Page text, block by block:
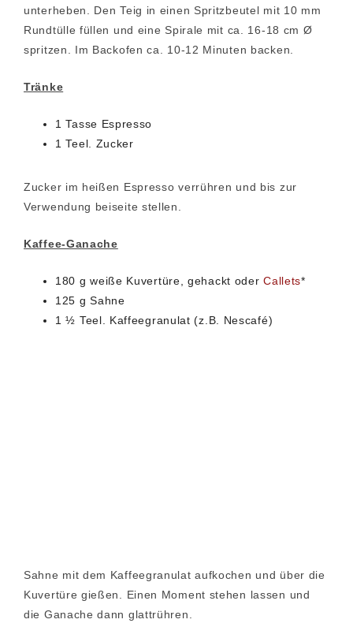
unterheben. Den Teig in einen Spritzbeutel mit 10 mm
Rundtülle füllen und eine Spirale mit ca. 16-18 cm Ø
spritzen. Im Backofen ca. 10-12 Minuten backen.
Tränke
1 Tasse Espresso
1 Teel. Zucker
Zucker im heißen Espresso verrühren und bis zur
Verwendung beiseite stellen.
Kaffee-Ganache
180 g weiße Kuvertüre, gehackt oderCallets*
125 g Sahne
1 ½ Teel. Kaffeegranulat (z.B. Nescafé)
Sahne mit dem Kaffeegranulat aufkochen und über die
Kuvertüre gießen. Einen Moment stehen lassen und
die Ganache dann glattrühren.